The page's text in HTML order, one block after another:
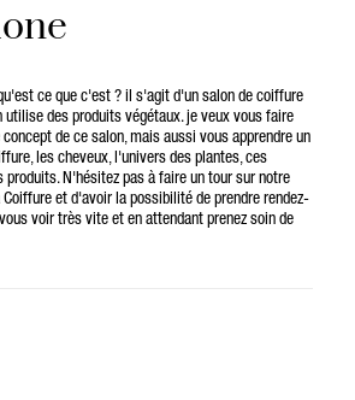
ce que c'est ? il s'agit d'un salon de coiffure
utilise des produits végétaux. je veux vous faire
de ce salon, mais aussi vous apprendre un
les cheveux, l'univers des plantes, ces
produits. N'hésitez pas à faire un tour sur notre
et d'avoir la possibilité de prendre rendez-
voir très vite et en attendant prenez soin de